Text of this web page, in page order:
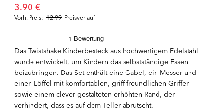
Vorh. Preis: 12.99
3.90 €
Preisverlauf
Das Twistshake Kinderbesteck aus hochwertigem Edelstahl
wurde entwickelt, um Kindern das selbstständige Essen
beizubringen. Das Set enthält eine Gabel, ein Messer und
einen Löffel mit komfortablen, griff-freundlichen Griffen
sowie einem clever gestalteten erhöhten Rand, der
verhindert, dass es auf dem Teller abrutscht.